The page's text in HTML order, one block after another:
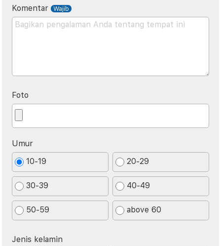
Komentar
Foto
Umur
10-19
20-29
30-39 40-49
50-59 above 60
Jenis kelamin